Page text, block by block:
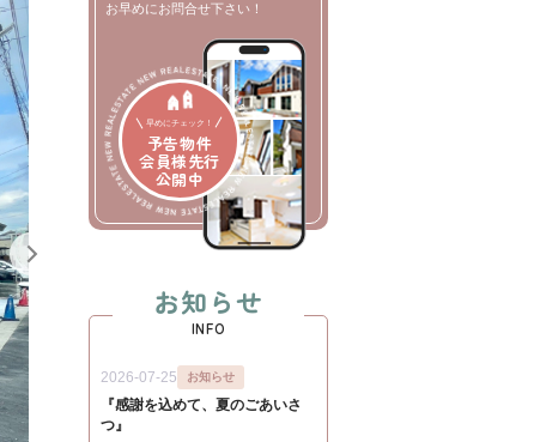
お早めにお問合せ下さい！
早めにチェック！
予告物件
会員様先行
公開中
お知らせ
INFO